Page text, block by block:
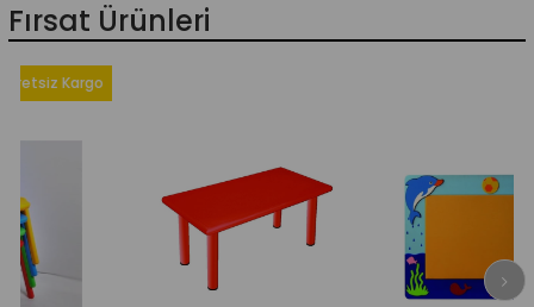
Fırsat Ürünleri
Kargo